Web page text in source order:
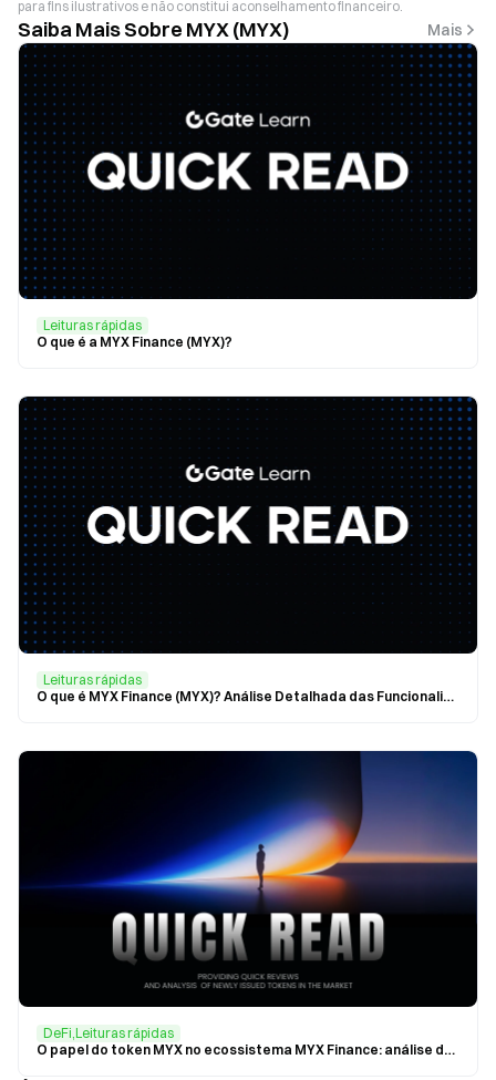
para fins ilustrativos e não constitui aconselhamento financeiro.
Saiba Mais Sobre MYX (MYX) Mais
Leituras rápidas
O que é a MYX Finance (MYX)?
Leituras rápidas
O que é MYX Finance (MYX)? Análise Detalhada das Funcionalidades e Potencial de Investimento
DeFi,Leituras rápidas
O papel do token MYX no ecossistema MYX Finance: análise da funcionalidade e do modelo económico